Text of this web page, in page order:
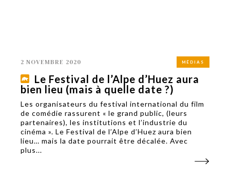
2 NOVEMBRE 2020 MÉDIAS
Le Festival de l’Alpe d’Huez aura
bien lieu (mais à quelle date ?)
Les organisateurs du festival international du film
de comédie rassurent « le grand public, (leurs
partenaires), les institutions et l’industrie du
cinéma ». Le Festival de l’Alpe d’Huez aura bien
lieu… mais la date pourrait être décalée. Avec
plus...